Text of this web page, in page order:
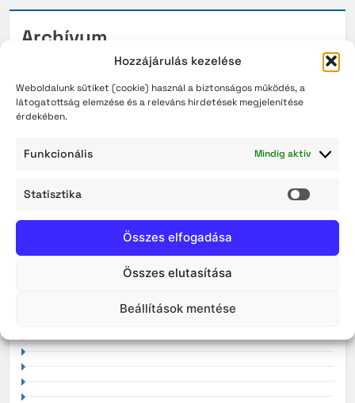
Hozzájárulás kezelése
Weboldalunk sütiket (cookie) használ a biztonságos működés, a
látogatottság elemzése és a releváns hirdetések megjelenítése
érdekében.
Funkcionális Mindig aktív
Statisztika
Összes elfogadása
Összes elutasítása
Beállítások mentése
Archívum
2026. augusztus
2026. július
2026. április